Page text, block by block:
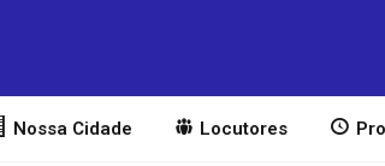
Nossa Cidade Locutores